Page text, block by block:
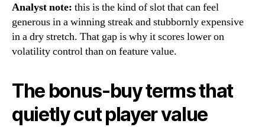
Analyst note: this is the kind of slot that can feel
generous in a winning streak and stubbornly expensive
in a dry stretch. That gap is why it scores lower on
volatility control than on feature value.
The bonus-buy terms that
quietly cut player value